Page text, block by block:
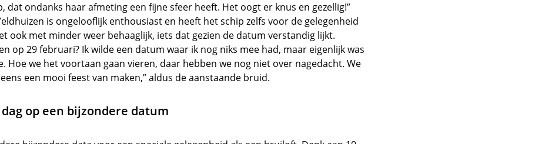
dat ondanks haar afmeting een fijne sfeer heeft. Het oogt er knus en gezellig!”
is ongelooflijk enthousiast en heeft het schip zelfs voor de gelegenheid
ook met minder weer behaaglijk, iets dat gezien de datum verstandig lijkt.
op 29 februari? Ik wilde een datum waar ik nog niks mee had, maar eigenlijk was
Hoe we het voortaan gaan vieren, daar hebben we nog niet over nagedacht. We
een mooi feest van maken,” aldus de aanstaande bruid.
op een bijzondere datum